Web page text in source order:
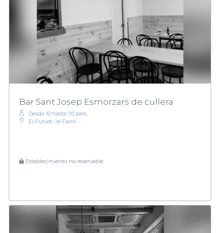
Bar Sant Josep Esmorzars de cullera
Desde 10 hasta 110 pers.
El Putxet i el Farró
Establecimiento no reservable